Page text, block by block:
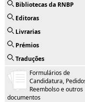
Bibliotecas da RNBP
Editoras
Livrarias
Prémios
Traduções
Formulários de
Candidatura,
Reembolso e outros
documentos